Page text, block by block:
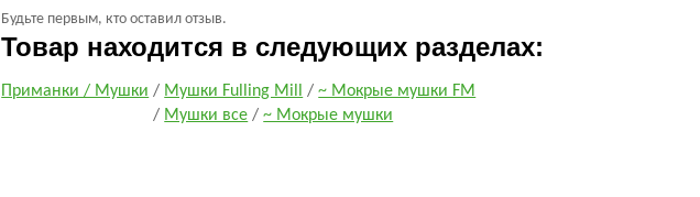
Будьте первым, кто оставил отзыв.
Товар находится в следующих разделах:
Приманки / Мушки / Мушки Fulling Mill /~ Мокрые мушки FM
/ Мушки все /~ Мокрые мушки